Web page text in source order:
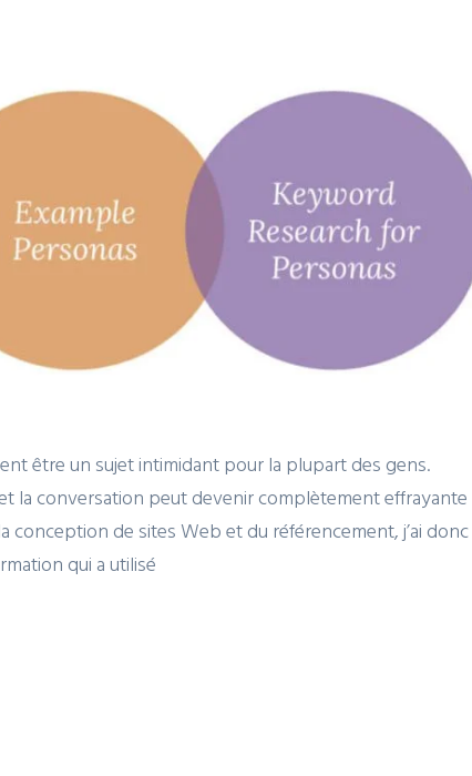
être un sujet intimidant pour la plupart des gens.
la conversation peut devenir complètement effrayante
conception de sites Web et du référencement, j’ai donc
qui a utilisé